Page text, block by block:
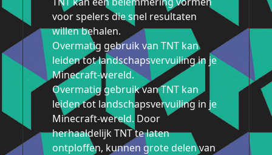
voor spelers die snel resultaten
willen behalen.
Overmatig gebruik van TNT kan
leiden tot landschapsvervuiling in je
Minecraft-wereld.
Overmatig gebruik van TNT kan
leiden tot landschapsvervuiling in je
Minecraft-wereld. Door
herhaaldelijk TNT te laten
ontploffen, kunnen grote delen van